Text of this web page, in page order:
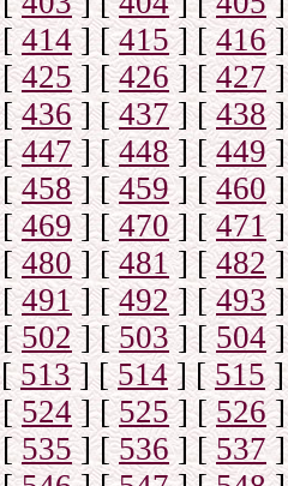
[414] [415] [416]
[425] [426] [427]
[436] [437] [438]
[447] [448] [449]
[458] [459] [460]
[469] [470] [471]
[480] [481] [482]
[491] [492] [493]
[502] [503] [504]
[513] [514] [515]
[524] [525] [526]
[535] [536] [ 537]